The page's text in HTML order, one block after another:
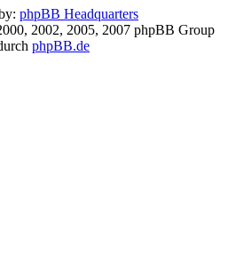
phpBB Headquarters
2002, 2005, 2007 phpBB Group
phpBB.de